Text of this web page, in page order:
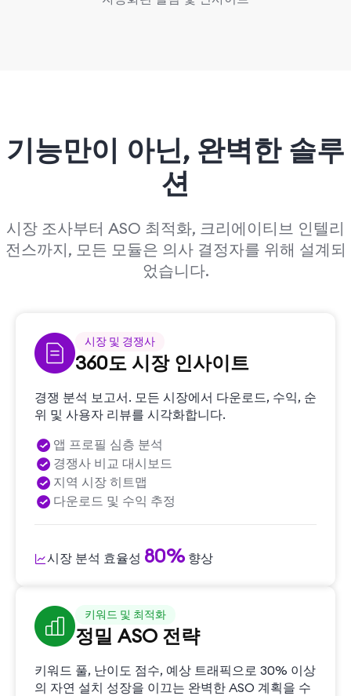
기능만이 아닌, 완벽한 솔루
션
시장 조사부터 ASO 최적화, 크리에이티브 인텔리
전스까지, 모든 모듈은 의사 결정자를 위해 설계되
었습니다.
시장 및 경쟁사
360도 시장 인사이트
경쟁 분석 보고서. 모든 시장에서 다운로드, 수익, 순
위 및 사용자 리뷰를 시각화합니다.
앱 프로필 심층 분석
경쟁사 비교 대시보드
지역 시장 히트맵
다운로드 및 수익 추정
시장 분석 효율성 80% 향상
키워드 및 최적화
정밀 ASO 전략
키워드 풀, 난이도 점수, 예상 트래픽으로 30% 이상
의 자연 설치 성장을 이끄는 완벽한 ASO 계획을 수